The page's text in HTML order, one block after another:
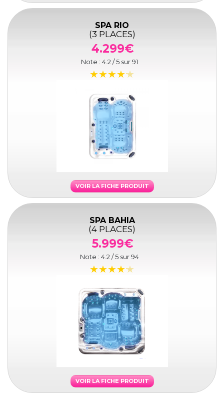
SPA RIO
(3 PLACES)
4.299€
Note : 4.2 / 5 sur91
VOIR LA FICHE PRODUIT
SPA BAHIA
(4 PLACES)
5.999€
Note : 4.2 / 5 sur94
VOIR LA FICHE PRODUIT